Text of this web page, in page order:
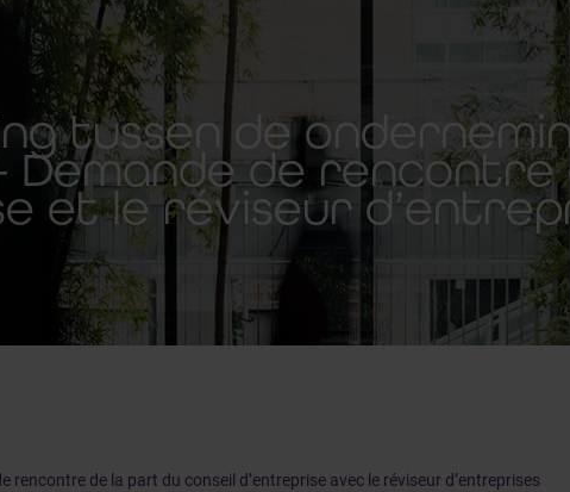
tussen de
Demande de
et le réviseur
rencontre de la part du conseil d’entreprise avec le réviseur d’entreprises